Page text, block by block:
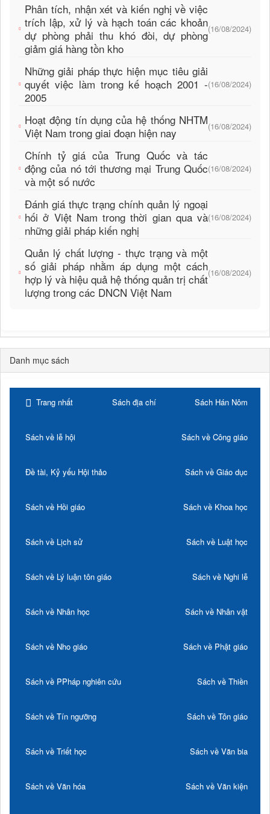
Phân tích, nhận xét và kiến nghị về việc
trích lập, xử lý và hạch toán các khoản
dự phòng phải thu khó đòi, dự phòng
giảm giá hàng tồn kho
(16/08/2024)
Những giải pháp thực hiện mục tiêu giải
quyết việc làm trong kế hoạch 2001 -
2005
(16/08/2024)
Hoạt động tín dụng của hệ thống NHTM
Việt Nam trong giai đoạn hiện nay
(16/08/2024)
Chính tỷ giá của Trung Quốc và tác
động của nó tới thương mại Trung Quốc
và một số nước
(16/08/2024)
Đánh giá thực trạng chính quản lý ngoại
hối ở Việt Nam trong thời gian qua và
những giải pháp kiến nghị
(16/08/2024)
Quản lý chất lượng - thực trạng và một
số giải pháp nhằm áp dụng một cách
hợp lý và hiệu quả hệ thống quản trị chất
lượng trong các DNCN Việt Nam
(16/08/2024)
Danh mục sách
Trang nhất Sách địa chí Sách Hán Nôm
Sách về lễ hội Sách về Công giáo
Đề tài, Kỷ yếu Hội thảo Sách về Giáo dục
Sách về Hồi giáo Sách về Khoa học
Sách về Lịch sử Sách về Luật học
Sách về Lý luận tôn giáo Sách về Nghi lễ
Sách về Nhân học Sách về Nhân vật
Sách về Nho giáo Sách về Phật giáo
Sách về PPháp nghiên cứu Sách về Thiền
Sách về Tín ngưỡng Sách về Tôn giáo
Sách về Triết học Sách về Văn bia
Sách về Văn hóa Sách về Văn kiện